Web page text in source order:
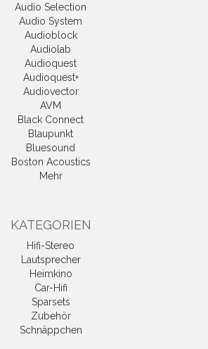
Audio Selection
Audio System
Audioblock
Audiolab
Audioquest
Audioquest+
Audiovector
AVM
Black Connect
Blaupunkt
Bluesound
Boston Acoustics
Mehr
KATEGORIEN
Hifi-Stereo
Lautsprecher
Heimkino
Car-Hifi
Sparsets
Zubehör
Schnäppchen